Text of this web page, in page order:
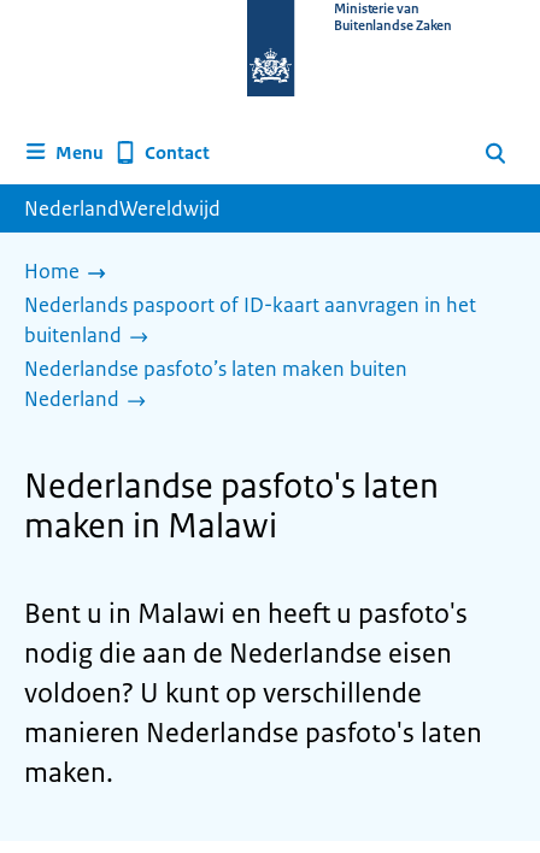
homepage
Ministerie van
Buitenlandse Zaken
Menu Contact Zoeken
NederlandWereldwijd
Home
Nederlands paspoort of ID-kaart aanvragen in het
buitenland
Nederlandse pasfoto’s laten maken buiten
Nederland
Nederlandse pasfoto's laten
maken in Malawi
Bent u in Malawi en heeft u pasfoto's
nodig die aan de Nederlandse eisen
voldoen? U kunt op verschillende
manieren Nederlandse pasfoto's laten
maken.